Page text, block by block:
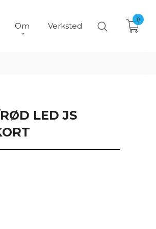
Om Verksted
0
LED JS